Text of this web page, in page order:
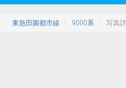
東急田園都市線 9000系 写真